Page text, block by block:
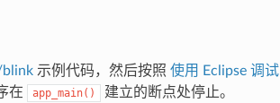
示例代码，然后按照 使用 Eclipse 调试
在
app_main() 建立的断点处停止。